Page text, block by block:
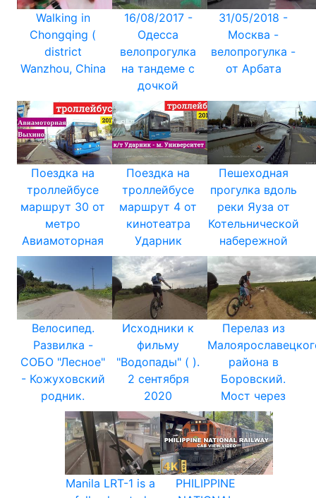
Walking in
Chongqing (
district
Wanzhou, China
16/08/2017 -
Одесса
велопрогулка
на тандеме с
дочкой
31/05/2018 -
Москва -
велопрогулка -
от Арбата
Поездка на
троллейбусе
маршрут 30 от
метро
Авиамоторная
Поездка на
троллейбусе
маршрут 4 от
кинотеатра
Ударник
Пешеходная
прогулка вдоль
реки Яуза от
Котельнической
набережной
Велосипед.
Развилка -
СОБО "Лесное"
- Кожуховский
родник.
Исходники к
фильму
"Водопады" ( ).
2 сентября
2020
Перелаз из
района в
Боровский.
Мост через
Manila LRT-1 is a
PHILIPPINE